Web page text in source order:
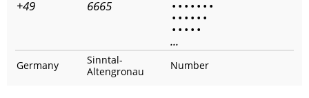
+49 6665 • • • • • • •
• • • • • •
• • • • •
...
Germany
Sinntal-
Altengronau
Number